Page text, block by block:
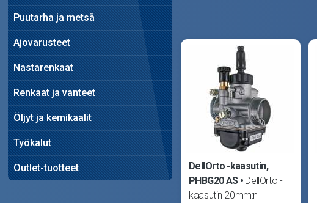
Puutarha ja metsä
Ajovarusteet
Nastarenkaat
Renkaat ja vanteet
Öljyt ja kemikaalit
Työkalut
Outlet-tuotteet
DellOrto -kaasutin,
PHBG20 AS
DellOrto -
kaasutin 20mm:n